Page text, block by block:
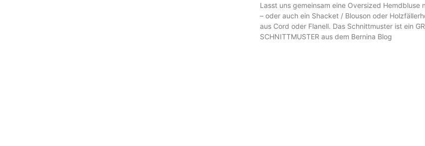
Lasst uns gemeinsam eine Oversized Hemdbluse
– oder auch ein Shacket / Blouson oder
aus Cord oder Flanell. Das Schnittmuster ist ein
SCHNITTMUSTER aus dem Bernina Blog